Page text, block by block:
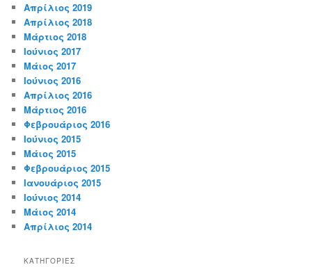
Απρίλιος 2019
Απρίλιος 2018
Μάρτιος 2018
Ιούνιος 2017
Μάιος 2017
Ιούνιος 2016
Απρίλιος 2016
Μάρτιος 2016
Φεβρουάριος 2016
Ιούνιος 2015
Μάιος 2015
Φεβρουάριος 2015
Ιανουάριος 2015
Ιούνιος 2014
Μάιος 2014
Απρίλιος 2014
KΑΤΗΓΟΡΊΕΣ